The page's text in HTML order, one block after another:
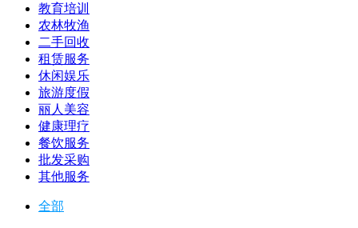
教育培训
农林牧渔
二手回收
租赁服务
休闲娱乐
旅游度假
丽人美容
健康理疗
餐饮服务
批发采购
其他服务
全部